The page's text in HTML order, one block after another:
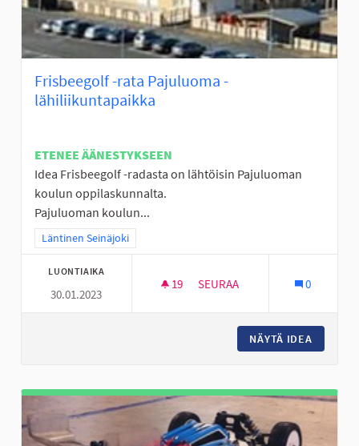
Frisbeegolf -rata Pajuluoma -
lähiliikuntapaikka
ETENEE ÄÄNESTYKSEEN
Idea Frisbeegolf -radasta on lähtöisin Pajuluoman
koulun oppilaskunnalta.
Pajuluoman koulun...
Rajaa tulokset teeman mukaan: Läntinen Seinäjoki
Läntinen Seinäjoki
LUONTIAIKA
30.01.2023
19 19 SEURAAJAA
SEURAA 0
NÄYTÄ IDEA